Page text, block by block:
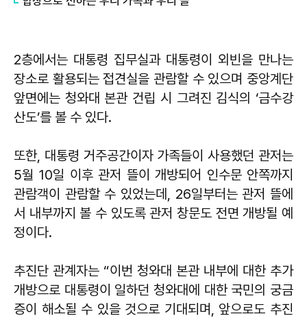
2층에서는 대통령 집무실과 대통령이 외빈을 만나는
장소로 활용되는 접견실을 관람할 수 있으며 중앙계단
앞면에는 청와대 본관 건립 시 그려진 김식의 ‘금수강
산도’를 볼 수 있다.
또한, 대통령 거주공간이자 가족들이 사용했던 관저는
5월 10일 이후 관저 뜰이 개방되어 인수문 안쪽까지
관람객이 관람할 수 있었는데, 26일부터는 관저 뜰에
서 내부까지 볼 수 있도록 관저 창문도 전면 개방될 예
정이다.
추진단 관계자는 “이번 청와대 본관 내부에 대한 추가
개방으로 대통령이 일하던 청와대에 대한 국민의 궁금
증이 해소될 수 있을 것으로 기대되며, 앞으로도 추진